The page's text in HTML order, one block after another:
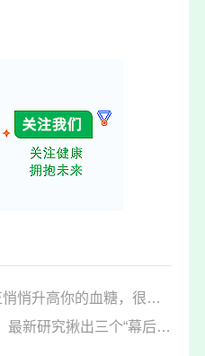
上一篇：这些“无糖食品”正悄悄升高你的血糖，很多人都不知道！
下一篇：高血压不只怪盐！最新研究揪出三个“幕后推手”，你可能每天都在做